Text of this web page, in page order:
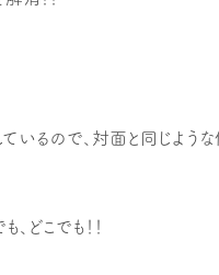
いるので、対面と同じよう
どこでも！！